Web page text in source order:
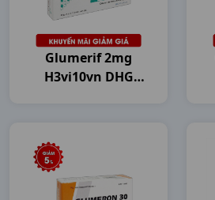
Glumerif 2mg
H3vi10vn DHG